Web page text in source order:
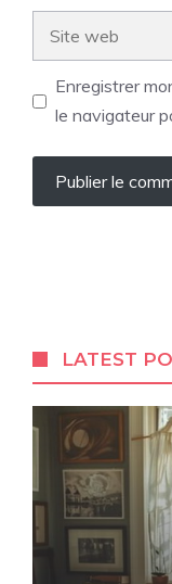
Enregistrer
le navigateur
LATEST